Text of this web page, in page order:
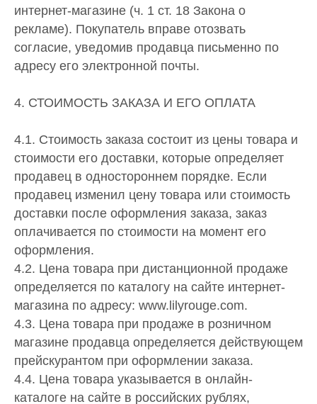
интернет-магазине (ч. 1 ст. 18 Закона о
рекламе). Покупатель вправе отозвать
согласие, уведомив продавца письменно по
адресу его электронной почты.
4. СТОИМОСТЬ ЗАКАЗА И ЕГО ОПЛАТА
4.1. Стоимость заказа состоит из цены товара и
стоимости его доставки, которые определяет
продавец в одностороннем порядке. Если
продавец изменил цену товара или стоимость
доставки после оформления заказа, заказ
оплачивается по стоимости на момент его
оформления.
4.2. Цена товара при дистанционной продаже
определяется по каталогу на сайте интернет-
магазина по адресу: www.lilyrouge.com.
4.3. Цена товара при продаже в розничном
магазине продавца определяется действующем
прейскурантом при оформлении заказа.
4.4. Цена товара указывается в онлайн-
каталоге на сайте в российских рублях,